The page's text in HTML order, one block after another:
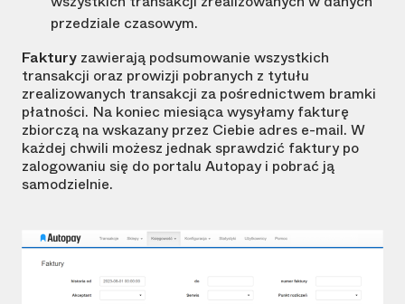
przedziale czasowym.
Faktury zawierają podsumowanie wszystkich
transakcji oraz prowizji pobranych z tytułu
zrealizowanych transakcji za pośrednictwem bramki
płatności. Na koniec miesiąca wysyłamy fakturę
zbiorczą na wskazany przez Ciebie adres e-mail. W
każdej chwili możesz jednak sprawdzić faktury po
zalogowaniu się do portalu Autopay i pobrać ją
samodzielnie.